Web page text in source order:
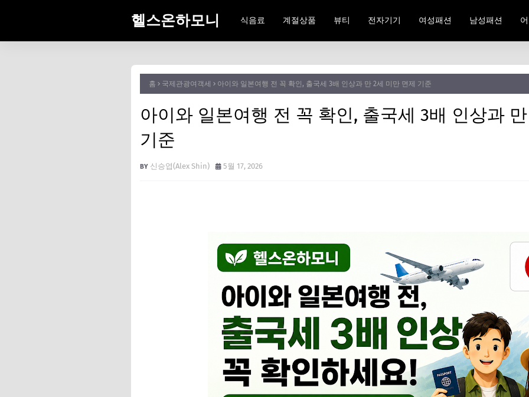
헬스온하모니 식음료 계절상품 뷰티 전자기기 여성패션 남성패션
홈 국제관광여객세 아이와 일본여행 전 꼭 확인, 출국세 3배 인상과 만 2세 미만 면제 기준
아이와 일본여행 전 꼭 확인, 출국세 3배 인상과
기준
신승엽(Alex Shin) 5월 17, 2026